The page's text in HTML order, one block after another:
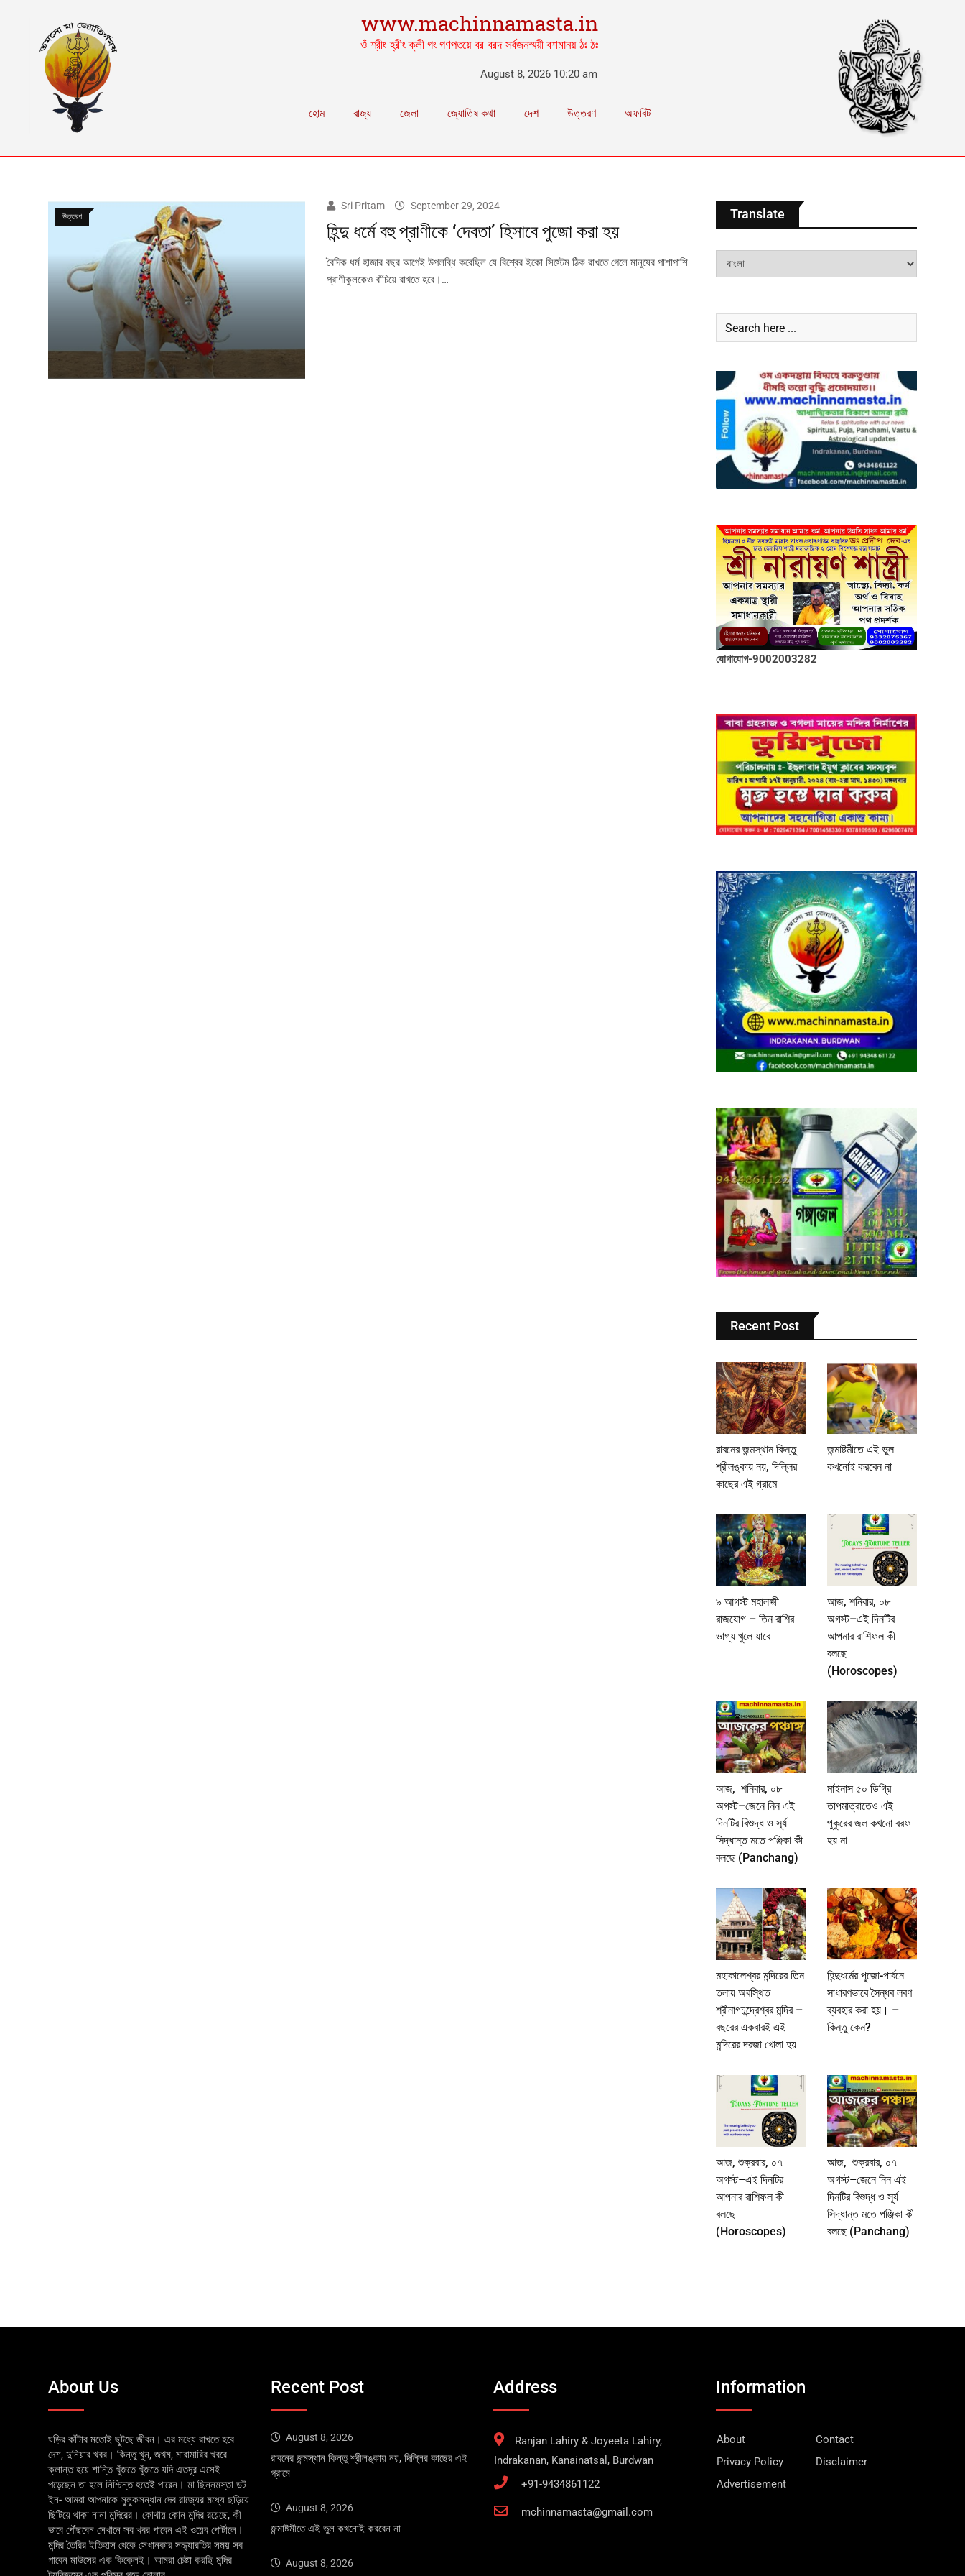
www.machinnamasta.in
ওঁ শ্রীং হ্রীং ক্লী গং গণপতয়ে বর বরদ সর্বজনস্ময়ী বশমানয় ঠঃ ঠঃ
August 8, 2026 10:20 am
হোম রাজ্য জেলা জ্যোতিষ কথা দেশ উত্তরণ অফবিট
উত্তরণ
Sri Pritam September 29, 2024
হিন্দু ধর্মে বহু প্রাণীকে ‘দেবতা’ হিসাবে পুজো করা হয়
বৈদিক ধর্ম হাজার বছর আগেই উপলব্ধি করেছিল যে বিশ্বের ইকো সিস্টেম ঠিক রাখতে গেলে মানুষের পাশাপাশি
প্রাণীকুলকেও বাঁচিয়ে রাখতে হবে।…
Translate
যোগাযোগ-9002003282
Recent Post
রাবনের জন্মস্থান কিন্তু
শ্রীলঙ্কায় নয়, দিল্লির
কাছের এই গ্রামে
জন্মাষ্টমীতে এই ভুল
কখনোই করবেন না
৯ আগস্ট মহালক্ষ্মী
রাজযোগ – তিন রাশির
ভাগ্য খুলে যাবে
আজ, শনিবার, ০৮
অগস্ট–এই দিনটির
আপনার রাশিফল কী
বলছে
(Horoscopes)
আজ, শনিবার, ০৮
অগস্ট–জেনে নিন এই
দিনটির বিশুদ্ধ ও সূর্য
সিদ্ধান্ত মতে পঞ্জিকা কী
বলছে (Panchang)
মাইনাস ৫০ ডিগ্রি
তাপমাত্রাতেও এই
পুকুরের জল কখনো বরফ
হয় না
মহাকালেশ্বর মন্দিরের তিন
তলায় অবস্থিত
শ্রীনাগচন্দ্রেশ্বর মন্দির –
বছরের একবারই এই
মন্দিরের দরজা খোলা হয়
হিন্দুধর্মের পুজো-পার্বনে
সাধারণভাবে সৈন্ধব লবণ
ব্যবহার করা হয়। –
কিন্তু কেন?
আজ, শুক্রবার, ০৭
অগস্ট–এই দিনটির
আপনার রাশিফল কী
বলছে
(Horoscopes)
আজ, শুক্রবার, ০৭
অগস্ট–জেনে নিন এই
দিনটির বিশুদ্ধ ও সূর্য
সিদ্ধান্ত মতে পঞ্জিকা কী
বলছে (Panchang)
About Us
ঘড়ির কাঁটার মতোই ছুটছে জীবন। এর মধ্যে রাখতে হবে
দেশ, দুনিয়ার খবর। কিন্তু খুন, জখম, মারামারির খবরে
ক্লান্ত হয়ে শান্তি খুঁজতে খুঁজতে যদি এতদূর এসেই
পড়েছেন তা হলে নিশ্চিন্ত হতেই পারেন। মা ছিন্নমস্তা ডট
ইন- আমরা আপনাকে সুলুকসন্ধান দেব রাজ্যের মধ্যে ছড়িয়ে
ছিটিয়ে থাকা নানা মন্দিরের। কোথায় কোন মন্দির রয়েছে, কী
ভাবে পৌঁছবেন সেখানে সব খবর পাবেন এই ওয়েব পোর্টালে।
মন্দির তৈরির ইতিহাস থেকে সেখানকার সন্ধ্যারতির সময় সব
পাবেন মাউসের এক কিক্লেই। আমরা চেষ্টা করছি মন্দির
Recent Post
August 8, 2026
রাবনের জন্মস্থান কিন্তু শ্রীলঙ্কায় নয়, দিল্লির কাছের এই
গ্রামে
August 8, 2026
জন্মাষ্টমীতে এই ভুল কখনোই করবেন না
August 8, 2026
Address
Ranjan Lahiry & Joyeeta Lahiry,
Indrakanan, Kanainatsal, Burdwan
+91-9434861122
mchinnamasta@gmail.com
Information
About
Contact
Privacy Policy
Disclaimer
Advertisement